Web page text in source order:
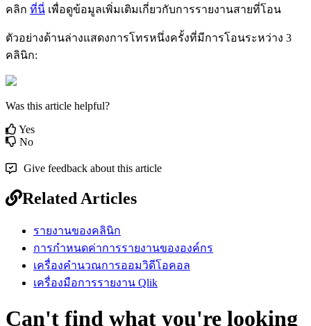
คลก ทน เพอดขอมลเพมเตมเกยวกบการรายงานสายทโอน
ตวอยางดานลางแสดงการโทรหนงครงทมการโอนระหวาง 3
คลนก:
Was this article helpful?
Yes
No
Give feedback about this article
Related Articles
รายงานของคลินิก
การกำหนดค่าการรายงานขององค์กร
เครื่องคำนวณการออมวิดีโอคอล
เครื่องมือการรายงาน Qlik
Can't find what you're looking